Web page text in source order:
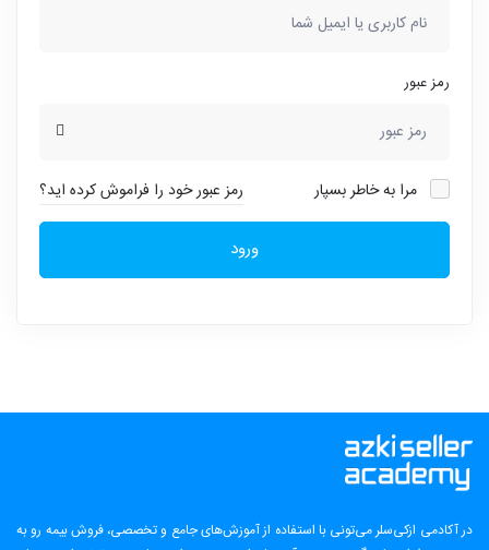
رمز عبور
مرا به خاطر بسپار رمز عبور خود را فراموش کرده اید؟
ورود
در آکادمی ازکی‌سلر می‌تونی با استفاده از آموزش‌های جامع و تخصصی، فروش بیمه رو به